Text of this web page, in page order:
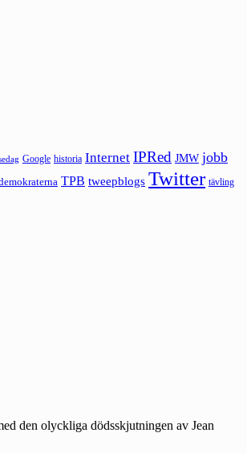
Google historia Internet IPRed JMW jobb
TPB tweepblogs Twitter tävling
den olyckliga dödsskjutningen av Jean